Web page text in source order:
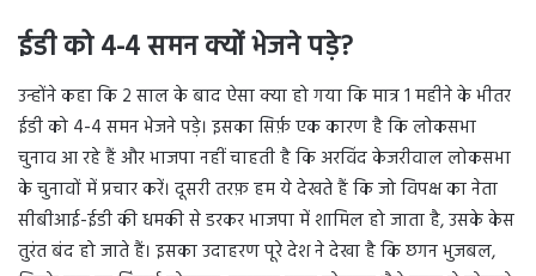
ईडी को 4-4 समन क्यों भेजने पड़े?
उन्होंने कहा कि 2 साल के बाद ऐसा क्या हो गया कि मात्र 1 महीने के भीतर
ईडी को 4-4 समन भेजने पड़े। इसका सिर्फ़ एक कारण है कि लोकसभा
चुनाव आ रहे हैं और भाजपा नहीं चाहती है कि अरविंद केजरीवाल लोकसभा
के चुनावों में प्रचार करें। दूसरी तरफ़ हम ये देखते हैं कि जो विपक्ष का नेता
सीबीआई-ईडी की धमकी से डरकर भाजपा में शामिल हो जाता है, उसके केस
तुरंत बंद हो जाते हैं। इसका उदाहरण पूरे देश ने देखा है कि छगन भुजबल,